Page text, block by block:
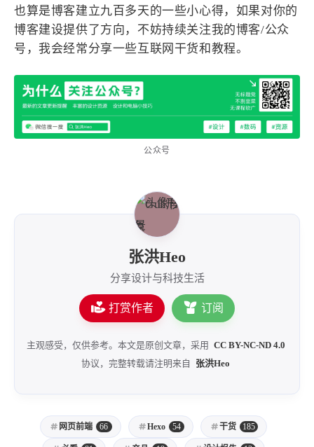
也算是博客建立九百多天的一些小心得，如果对你的
博客建设提供了方向，不妨持续关注我的博客/公众
号，我会经常分享一些互联网干货和教程。
公众号
张洪Heo
分享设计与科技生活
打赏作者 订阅
主观感受，仅供参考。本文是原创文章，采用 CC BY-NC-ND 4.0
协议，完整转载请注明来自
张洪Heo
网页前端 66 Hexo 54 干货 185